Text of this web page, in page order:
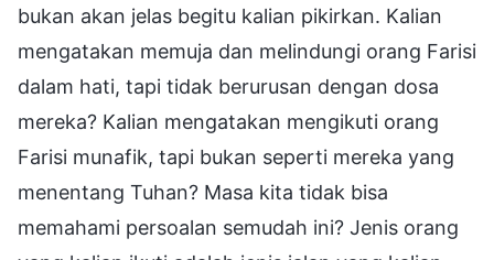
bukan akan jelas begitu kalian pikirkan. Kalian
mengatakan memuja dan melindungi orang Farisi
dalam hati, tapi tidak berurusan dengan dosa
mereka? Kalian mengatakan mengikuti orang
Farisi munafik, tapi bukan seperti mereka yang
menentang Tuhan? Masa kita tidak bisa
memahami persoalan semudah ini? Jenis orang